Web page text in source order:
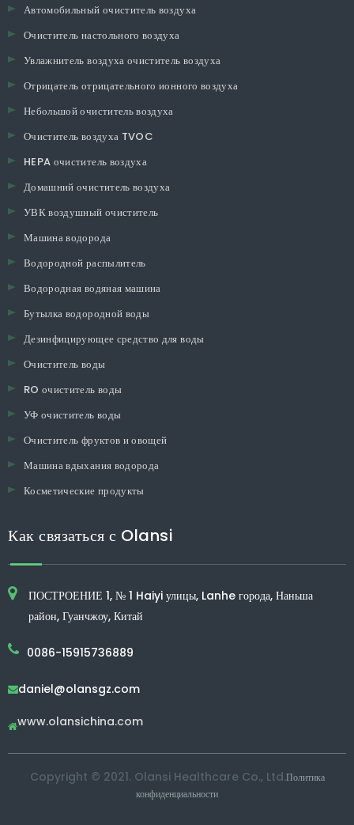
Автомобильный очиститель воздуха
Очиститель настольного воздуха
Увлажнитель воздуха очиститель воздуха
Отрицатель отрицательного ионного воздуха
Небольшой очиститель воздуха
Очиститель воздуха TVOC
HEPA очиститель воздуха
Домашний очиститель воздуха
УВК воздушный очиститель
Машина водорода
Водородной распылитель
Водородная водяная машина
Бутылка водородной воды
Дезинфицирующее средство для воды
Очиститель воды
RO очиститель воды
УФ очиститель воды
Очиститель фруктов и овощей
Машина вдыхания водорода
Косметические продукты
Как связаться с Olansi
ПОСТРОЕНИЕ 1, № 1 Haiyi улицы, Lanhe города, Наньша
район, Гуанчжоу, Китай
0086-15915736889
daniel@olansgz.com
www.olansichina.com
Copyright © 2021. Olansi Healthcare Co., Ltd.Политика
конфиденциальности